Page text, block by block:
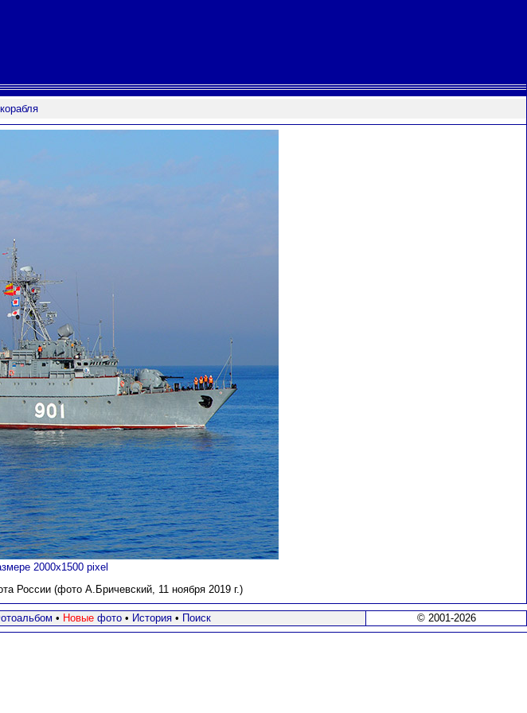
2000х1500 pixel
России (фото А.Бричевский, 11 ноября 2019 г.)
• Новыефото • История• Поиск © 2001-2026